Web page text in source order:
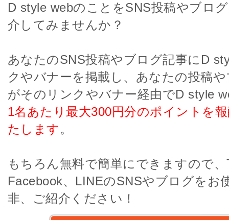
D style webのことをSNS投稿やブロ
介してみませんか？
あなたのSNS投稿やブログ記事にD
クやバナーを掲載し、あなたの投稿
がそのリンクやバナー経由でD style
1名あたり最大300円分のポイントを
たします。
もちろん無料で簡単にできますので
Facebook、LINEのSNSやブログをお
非、ご紹介ください！